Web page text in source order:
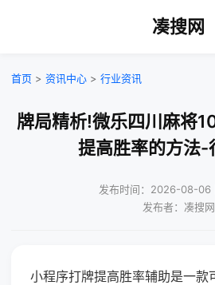
凑搜网
首页 > 资讯中心 > 行业资讯
牌局精析!微乐四川麻将
提高胜率的方法-
发布时间：2026-08-06
发布者：凑搜网
小程序打牌提高胜率辅助是一款